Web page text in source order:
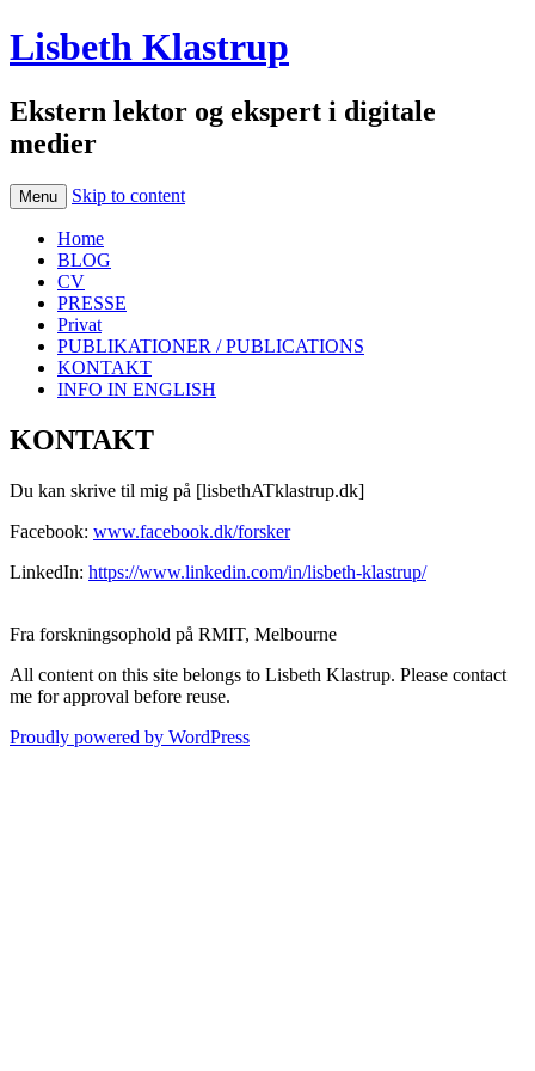
Lisbeth Klastrup
Ekstern lektor og ekspert i digitale
medier
Menu Skip to content
Home
BLOG
CV
PRESSE
Privat
PUBLIKATIONER / PUBLICATIONS
KONTAKT
INFO IN ENGLISH
KONTAKT
Du kan skrive til mig på [lisbethATklastrup.dk]
Facebook: www.facebook.dk/forsker
LinkedIn: https://www.linkedin.com/in/lisbeth-klastrup/
Fra forskningsophold på RMIT, Melbourne
All content on this site belongs to Lisbeth Klastrup. Please contact
me for approval before reuse.
Proudly powered by WordPress